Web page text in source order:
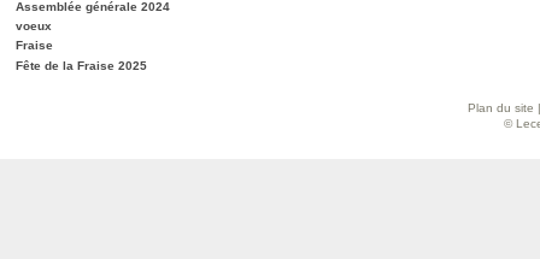
Assemblée générale 2024
voeux
Fraise
Fête de la Fraise 2025
Plan du site
©